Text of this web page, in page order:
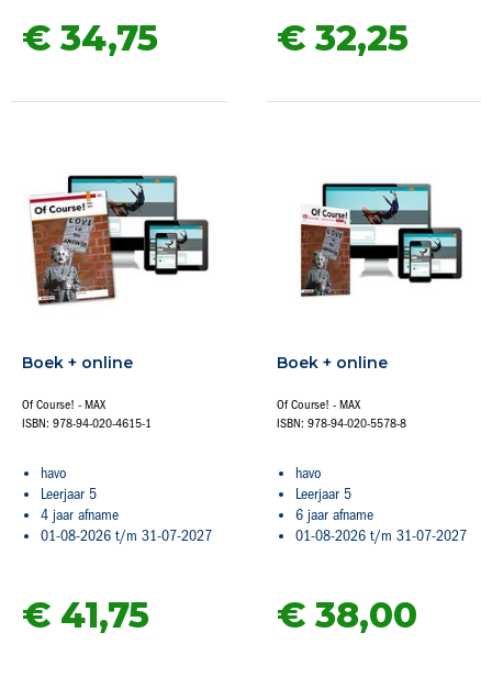
€ 34,75 € 32,25
Boek + online
Of Course! - MAX
ISBN: 978-94-020-4615-1
havo
Leerjaar 5
4 jaar afname
01-08-2026 t/m 31-07-2027
€ 41,75
Boek + online
Of Course! - MAX
ISBN: 978-94-020-5578-8
havo
Leerjaar 5
6 jaar afname
01-08-2026 t/m 31-07-2027
€ 38,00